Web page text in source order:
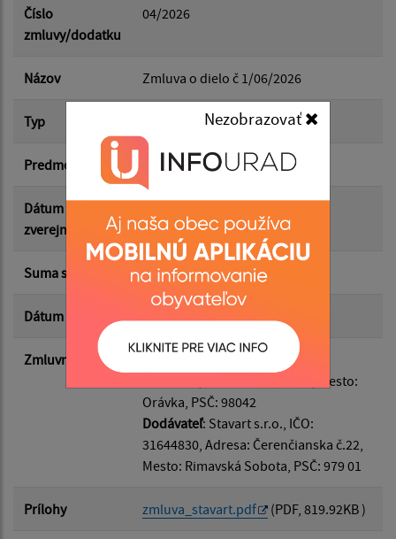
Nezobrazovať
Dátum od:
Dátum do:
Suma od:
Suma do:
Filtrovať Reset
Číslo
zmluvy/dodatku
04/2026
Názov Zmluva o dielo č 1/06/2026
Typ Hlavná zmluva
Predmet Realizácia stavby
Dátum
zverejnenia
Suma s DPH* 47 713.14 €
Dátum uzavretia
Zmluvná strana
: Obec Orávka, IČO:
00318949, Adresa: Orávka 49, Mesto:
Orávka, PSČ: 98042
Dodávateľ: Stavart s.r.o., IČO:
31644830, Adresa: Čerenčianska č.22,
Mesto: Rimavská Sobota, PSČ: 979 01
Prílohy zmluva_stavart.pdf (PDF, 819.92KB )